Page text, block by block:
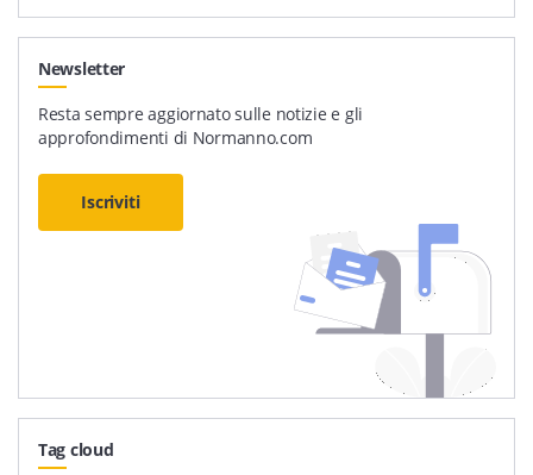
Newsletter
Resta sempre aggiornato sulle notizie e gli
approfondimenti di Normanno.com
Iscriviti
Tag cloud